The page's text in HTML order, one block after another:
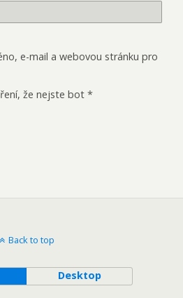
e-mail a webovou stránku pro
že nejste bot *
Back to top
Desktop